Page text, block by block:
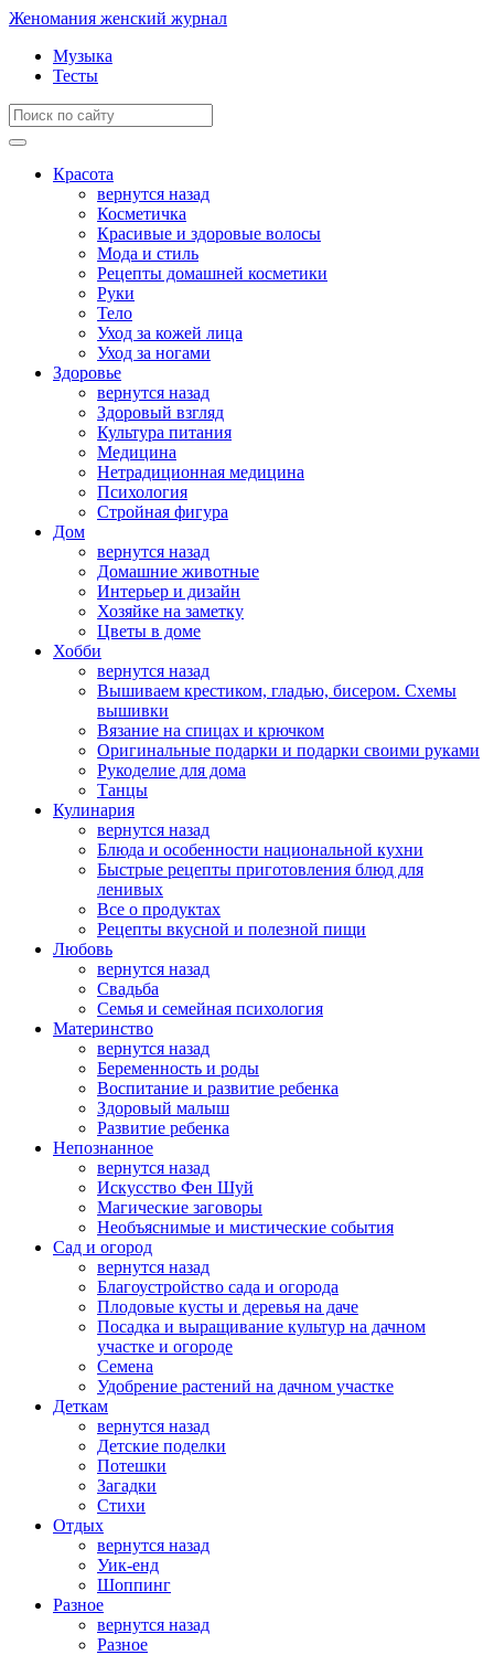
Женомания женский журнал
Музыка
Тесты
Красота
вернутся назад
Косметичка
Красивые и здоровые волосы
Мода и стиль
Рецепты домашней косметики
Руки
Тело
Уход за кожей лица
Уход за ногами
Здоровье
вернутся назад
Здоровый взгляд
Культура питания
Медицина
Нетрадиционная медицина
Психология
Стройная фигура
Дом
вернутся назад
Домашние животные
Интерьер и дизайн
Хозяйке на заметку
Цветы в доме
Хобби
вернутся назад
Вышиваем крестиком, гладью, бисером. Схемы
вышивки
Вязание на спицах и крючком
Оригинальные подарки и подарки своими руками
Рукоделие для дома
Танцы
Кулинария
вернутся назад
Блюда и особенности национальной кухни
Быстрые рецепты приготовления блюд для
ленивых
Все о продуктах
Рецепты вкусной и полезной пищи
Любовь
вернутся назад
Свадьба
Семья и семейная психология
Материнство
вернутся назад
Беременность и роды
Воспитание и развитие ребенка
Здоровый малыш
Развитие ребенка
Непознанное
вернутся назад
Искусство Фен Шуй
Магические заговоры
Необъяснимые и мистические события
Сад и огород
вернутся назад
Благоустройство сада и огорода
Плодовые кусты и деревья на даче
Посадка и выращивание культур на дачном
участке и огороде
Семена
Удобрение растений на дачном участке
Деткам
вернутся назад
Детские поделки
Потешки
Загадки
Стихи
Отдых
вернутся назад
Уик-енд
Шоппинг
Разное
вернутся назад
Разное